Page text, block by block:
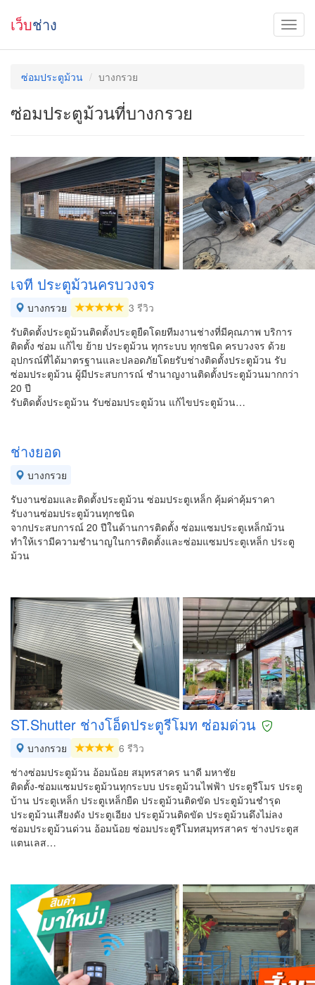
เว็บช่าง
ซ่อมประตูม้วน บางกรวย
ซ่อมประตูม้วนที่บางกรวย
เจที ประตูม้วนครบวงจร
บางกรวย
3 รีวิว
รับติดตั้งประตูม้วนติดตั้งประตูยืดโดยทีมงานช่างที่มีคุณภาพ บริการ
ติดตั้ง ซ่อม แก้ไข ย้าย ประตูม้วน ทุกระบบ ทุกชนิด ครบวงจร ด้วย
อุปกรณ์ที่ได้มาตรฐานและปลอดภัยโดยรับช่างติดตั้งประตูม้วน รับ
ซ่อมประตูม้วน ผู้มีประสบการณ์ ชำนาญงานติดตั้งประตูม้วนมากกว่า
20 ปี
รับติดตั้งประตูม้วน รับซ่อมประตูม้วน แก้ไขประตูม้วน…
ช่างยอด
บางกรวย
รับงานซ่อมและติดตั้งประตูม้วน ซ่อมประตูเหล็ก คุ้มค่าคุ้มราคา
รับงานซ่อมประตูม้วนทุกชนิด
จากประสบการณ์ 20 ปีในด้านการติดตั้ง ซ่อมแซมประตูเหล็กม้วน
ทำให้เรามีความชำนาญในการติดตั้งและซ่อมแซมประตูเหล็ก ประตู
ม้วน
ST.Shutter ช่างโอ็ดประตูรีโมท ซ่อมด่วน
บางกรวย
6 รีวิว
ช่างซ่อมประตูม้วน อ้อมน้อย สมุทรสาคร นาดี มหาชัย
ติดตั้ง-ซ่อมแซมประตูม้วนทุกระบบ ประตูม้วนไฟฟ้า ประตูรีโมร ประตู
บ้าน ประตูเหล็ก ประตูเหล็กยืด ประตูม้วนติดขัด ประตูม้วนชำรุด
ประตูม้วนเสียงดัง ประตูเอียง ประตูม้วนติดขัด ประตูม้วนดึงไม่ลง
ซ่อมประตูม้วนด่วน อ้อมน้อย ซ่อมประตูรีโมทสมุทรสาคร ช่างประตูส
แตนเลส…